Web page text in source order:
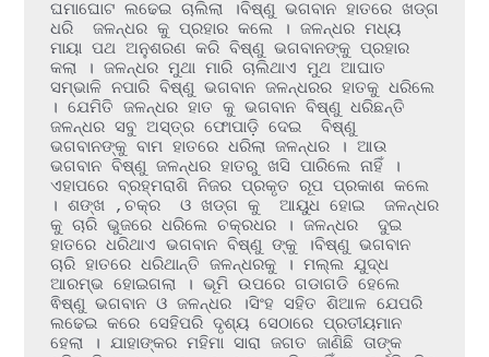
ଘମାଘୋଟ ଲଢେଇ ଚାଲିଲା ।ବିଷ୍ଣୁ ଭଗବାନ ହାତରେ ଖଡ୍ଗ
ଧରି  ଜଳନ୍ଧର କୁ ପ୍ରହାର କଲେ । ଜଳନ୍ଧର ମଧ୍ୟ
ମାୟା ପଥ ଅନୁଶରଣ କରି ବିଷ୍ଣୁ ଭଗବାନଙ୍କୁ ପ୍ରହାର
କଲା । ଜଳନ୍ଧର ମୁଥା ମାରି ଚାଲିଥାଏ ମୁଥ ଆଘାତ
ସମ୍ଭାଳି ନପାରି ବିଷ୍ଣୁ ଭଗବାନ ଜଳନ୍ଧରର ହାତକୁ ଧରିଲେ
। ଯେମିତି ଜଳନ୍ଧର ହାତ କୁ ଭଗବାନ ବିଷ୍ଣୁ ଧରିଛନ୍ତି
ଜଳନ୍ଧର ସବୁ ଅସ୍ତ୍ର ଫୋପାଡ଼ି ଦେଇ  ବିଷ୍ଣୁ
ଭଗବାନଙ୍କୁ ବାମ ହାତରେ ଧରିଲା ଜଳନ୍ଧର । ଆଉ
ଭଗବାନ ବିଷ୍ଣୁ ଜଳନ୍ଧର ହାତରୁ ଖସି ପାରିଲେ ନାହିଁ ।
ଏହାପରେ ବ୍ରହ୍ମରାଶି ନିଜର ପ୍ରକୃତ ରୂପ ପ୍ରକାଶ କଲେ
। ଶଙ୍ଖ ,ଚକ୍ର  ଓ ଖଡ୍ଗ କୁ  ଆୟୁଧ ହୋଇ  ଜଳନ୍ଧର
କୁ ଚାରି ଭୁଜରେ ଧରିଲେ ଚକ୍ରଧର । ଜଳନ୍ଧର  ଦୁଇ
ହାତରେ ଧରିଥାଏ ଭଗବାନ ବିଷ୍ଣୁ ଙ୍କୁ ।ବିଷ୍ଣୁ ଭଗବାନ
ଚାରି ହାତରେ ଧରିଥାନ୍ତି ଜଳନ୍ଧରକୁ । ମଲ୍ଲ ଯୁଦ୍ଧ
ଆରମ୍ଭ ହୋଇଗଲା । ଭୂମି ଉପରେ ଗଡାଗଡି ହେଲେ
ଵିଷ୍ଣୁ ଭଗବାନ ଓ ଜଳନ୍ଧର ।ସିଂହ ସହିତ ଶିଆଳ ଯେପରି
ଲଢେଇ କରେ ସେହିପରି ଦୃଶ୍ୟ ସେଠାରେ ପ୍ରତୀୟମାନ
ହେଲା । ଯାହାଙ୍କର ମହିମା ସାରା ଜଗତ ଜାଣିଛି ତାଙ୍କ